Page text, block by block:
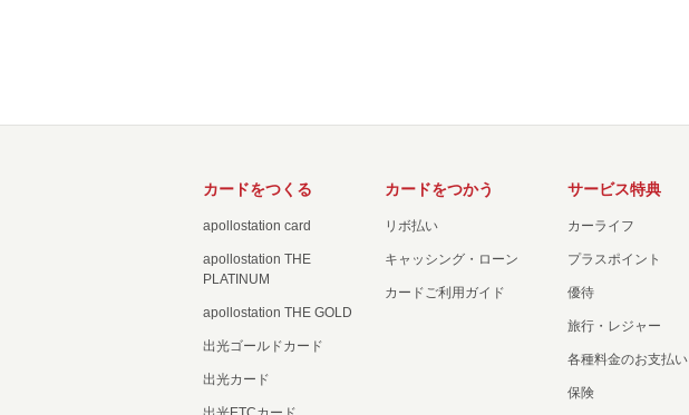
カードをつくる
apollostation card
apollostation THE
PLATINUM
apollostation THE GOLD
出光ゴールドカード
出光カード
カードをつかう
リボ払い
キャッシング・ローン
カードご利用ガイド
サービス特典
カーライフ
プラスポイント
優待
旅行・レジャー
各種料金のお支払い
保険